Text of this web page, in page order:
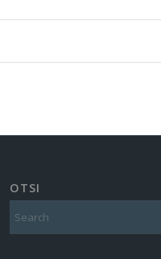
OTSI